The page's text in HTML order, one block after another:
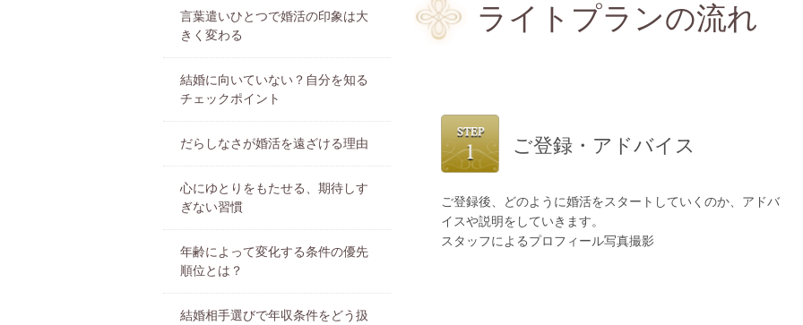
ライトプランの流れ
ご登録・アドバイス
ご登録後、どのように婚活をスタートしていくのか、アドバ
イスや説明をしていきます。
スタッフによるプロフィール写真撮影
言葉遣いひとつで婚活の印象は大
きく変わる
結婚に向いていない？自分を知る
チェックポイント
だらしなさが婚活を遠ざける理由
心にゆとりをもたせる、期待しす
ぎない習慣
年齢によって変化する条件の優先
順位とは？
結婚相手選びで年収条件をどう扱